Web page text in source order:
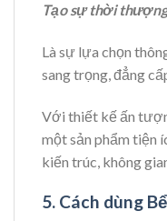
Tạo sự thời
Là sự lựa chọn
sang trọng, đẳng
Với thiết kế ấn
một sản phẩm tiện
kiến trúc, không
5. Cách dùng